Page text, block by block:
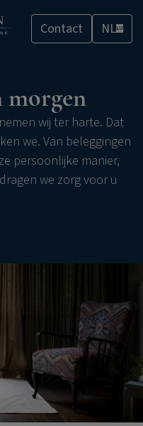
Contact NLLU
morgen
wij ter harte. Dat
we. Van beleggingen
persoonlijke manier,
we zorg voor u